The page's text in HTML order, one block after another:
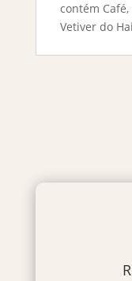
contém
Vetiver do